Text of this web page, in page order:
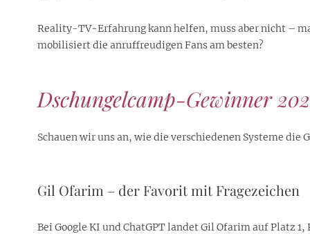
Reality-TV-Erfahrung kann helfen, muss aber nicht –
mobilisiert die anruffreudigen Fans am besten?
Dschungelcamp-Gewinner
Schauen wir uns an, wie die verschiedenen Systeme
Gil Ofarim – der Favorit mit Fragezeichen
Bei Google KI und ChatGPT landet Gil Ofarim auf Platz